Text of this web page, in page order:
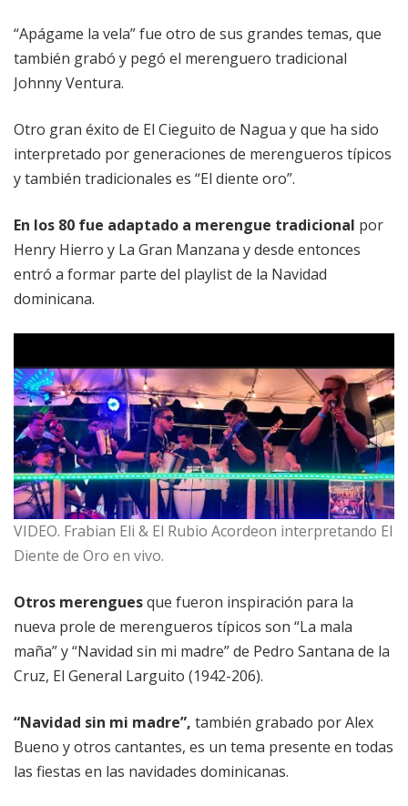
“Apágame la vela” fue otro de sus grandes temas, que
también grabó y pegó el merenguero tradicional
Johnny Ventura.
Otro gran éxito de El Cieguito de Nagua y que ha sido
interpretado por generaciones de merengueros típicos
y también tradicionales es “El diente oro”.
En los 80 fue adaptado a merengue tradicional por
Henry Hierro y La Gran Manzana y desde entonces
entró a formar parte del playlist de la Navidad
dominicana.
VIDEO. Frabian Eli & El Rubio Acordeon interpretando El
Diente de Oro en vivo.
Otros merenguesque fueron inspiración para la
nueva prole de merengueros típicos son “La mala
maña” y “Navidad sin mi madre” de Pedro Santana de la
Cruz, El General Larguito (1942-206).
“Navidad sin mi madre”, también grabado por Alex
Bueno y otros cantantes, es un tema presente en todas
las fiestas en las navidades dominicanas.